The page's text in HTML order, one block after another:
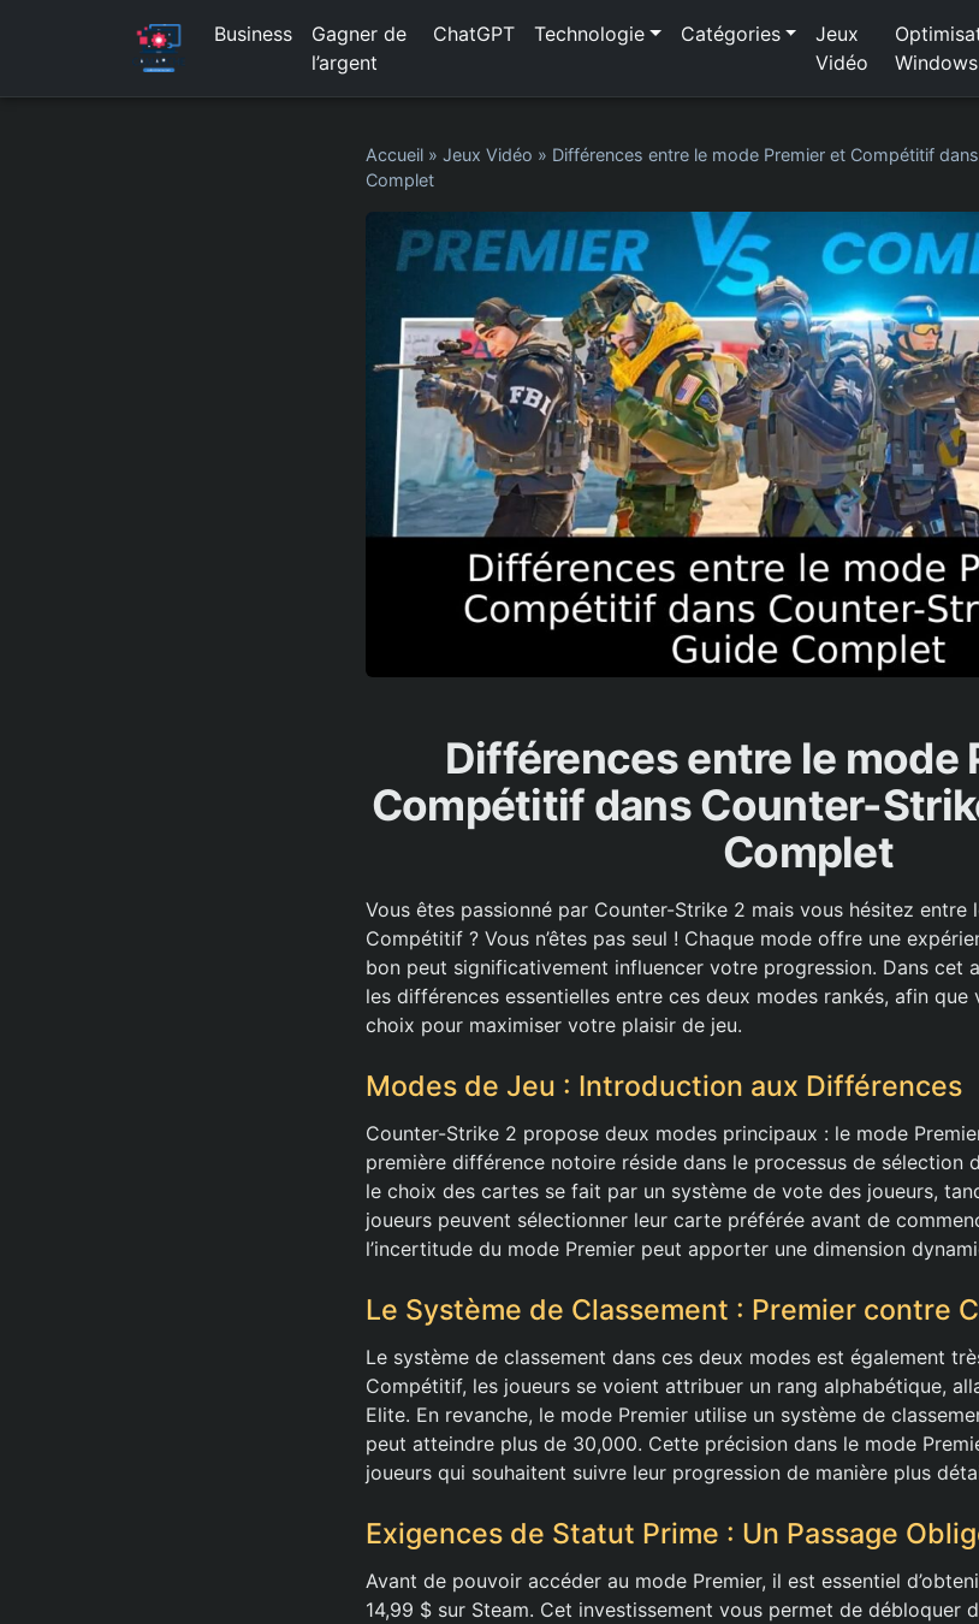
Business
Gagner de
l’argent
ChatGPT Technologie Catégories
Jeux
Vidéo
Windows
Accueil » Jeux Vidéo » Différences entre le mode Premier et Compétitif
Complet
Différences entre le mode
Compétitif dans Counter-
Complet
Vous êtes passionné par Counter-Strike 2 mais vous hésitez entre
Compétitif ? Vous n’êtes pas seul ! Chaque mode offre une
bon peut significativement influencer votre progression. Dans cet
les différences essentielles entre ces deux modes rankés, afin
choix pour maximiser votre plaisir de jeu.
Modes de Jeu : Introduction aux Différences
Counter-Strike 2 propose deux modes principaux : le mode
première différence notoire réside dans le processus de sélection
le choix des cartes se fait par un système de vote des joueurs,
joueurs peuvent sélectionner leur carte préférée avant de
l’incertitude du mode Premier peut apporter une dimension
Le Système de Classement : Premier contre
Le système de classement dans ces deux modes est également
Compétitif, les joueurs se voient attribuer un rang alphabétique,
Elite. En revanche, le mode Premier utilise un système de
peut atteindre plus de 30,000. Cette précision dans le mode
joueurs qui souhaitent suivre leur progression de manière plus
Exigences de Statut Prime : Un Passage
Avant de pouvoir accéder au mode Premier, il est essentiel
14,99 $ sur Steam. Cet investissement vous permet de débloquer